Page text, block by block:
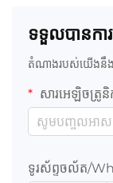
ទទួលបានកា
តំណាងរបស់យើងនឹង
សារអេឡិចត្រូនិ
ទូរស័ព្ទចល័ត/